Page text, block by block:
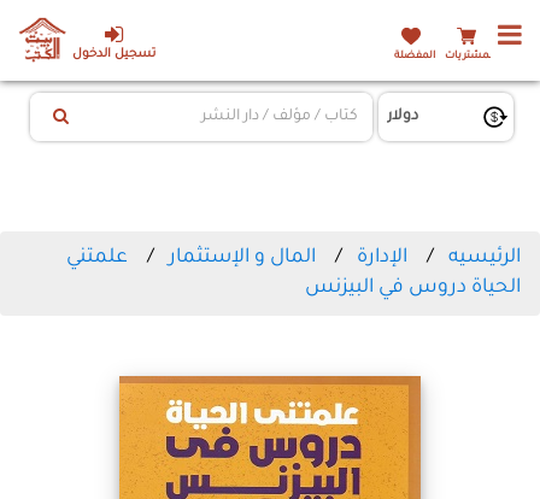
تسجيل الدخول المشتريات المفضلة
الرئيسيه الإدارة المال و الإستثمار
علمتني
الحياة دروس في البيزنس